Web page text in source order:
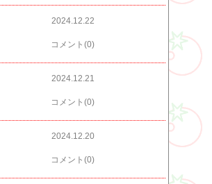
2024.12.22
コメント(0)
2024.12.21
コメント(0)
2024.12.20
コメント(0)